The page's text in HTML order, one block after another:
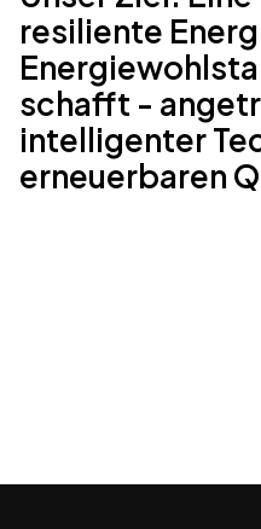
resiliente
schafft -
intelligenter
erneuerbaren